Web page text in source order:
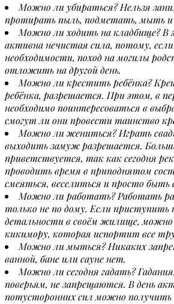
Можно ли убираться? Нельзя
протирать пыль, подметать, мыть и
Можно ли ходить на кладбище? В
активна нечистая сила, потому,
необходимости, поход на могилы
отложить на другой день.
Можно ли крестить ребёнка?
ребёнка, разрешается. При этом, в
необходимо поинтересоваться в
смогут ли они провести таинство
Можно ли жениться? Играть
выходить замуж разрешается.
приветствуется, так как сегодня
проводить время в приподнятом
смеяться, веселиться и просто
Можно ли работать? Работать
только не по дому. Если приступить
детальности в своём жилище,
кикимору, которая испортит все
Можно ли мыться? Никаких
ванной, бане или сауне нет.
Можно ли сегодня гадать?
поверьям, не запрещаются. В день
потусторонних сил можно